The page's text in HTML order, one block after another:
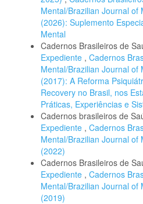
Mental/Brazilian Journal of
(2026): Suplemento
Mental
Cadernos Brasileiros de
Expediente , Cadernos
Mental/Brazilian Journal of
(2017): A Reforma
Recovery no Brasil, nos
Práticas, Experiências e
Cadernos brasileiros de
Expediente , Cadernos
Mental/Brazilian Journal of
(2022)
Cadernos Brasileiros de
Expediente , Cadernos
Mental/Brazilian Journal of
(2019)